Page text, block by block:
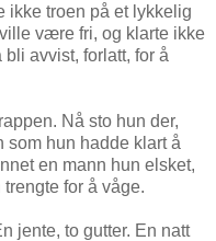
ikke troen på et lykkelig
være fri, og klarte ikke
bli avvist, forlatt, for å
Nå sto hun der,
som hun hadde klart å
en mann hun elsket,
for å våge.
jente, to gutter. En natt